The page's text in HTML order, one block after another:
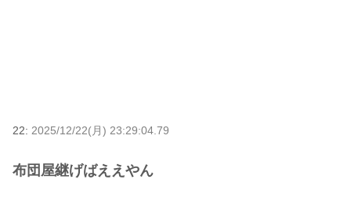
22: 2025/12/22(月) 23:29:04.79
布団屋継げばええやん